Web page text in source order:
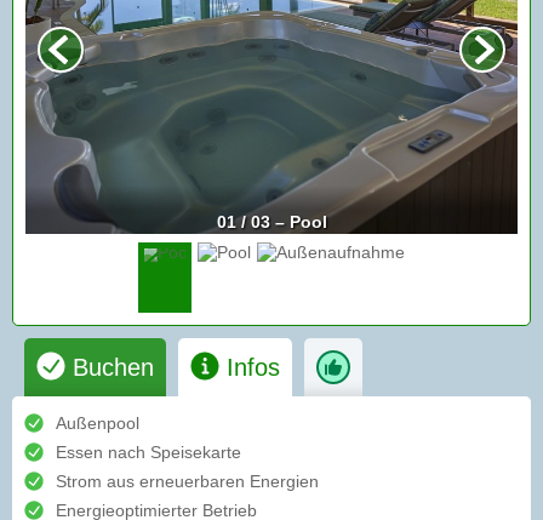
01 / 03 – Pool
Buchen Infos
Außenpool
Essen nach Speisekarte
Strom aus erneuerbaren Energien
Energieoptimierter Betrieb